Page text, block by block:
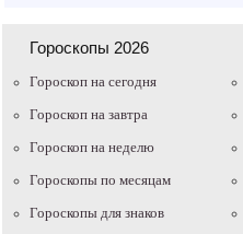
Гороскопы 2026
Гороскоп на сегодня
Гороскоп на завтра
Гороскоп на неделю
Гороскопы по месяцам
Гороскопы для знаков